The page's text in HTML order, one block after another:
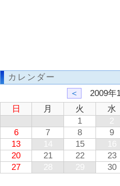
カレンダー
＜
2009年
日
月 火 水
1
2
6
7 8 9
13
14 15 16
20
21 22 23
27
28 29 30